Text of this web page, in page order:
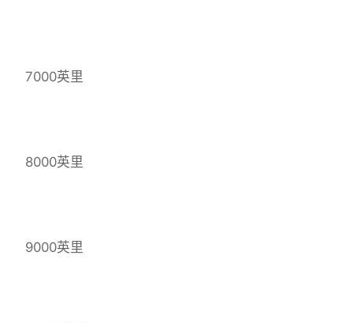
7000英里
8000英里
9000英里